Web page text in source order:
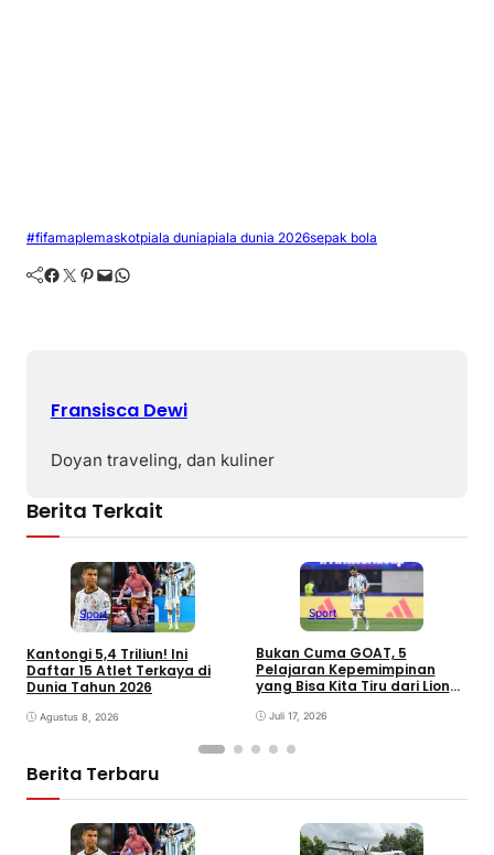
#fifamaplemaskotpiala duniapiala dunia 2026sepak bola
Facebook Twitter Pinterest Mail WhatsApp
Fransisca Dewi
Doyan traveling, dan kuliner
Berita Terkait
Sport
Kantongi 5,4 Triliun! Ini
Daftar 15 Atlet Terkaya di
Dunia Tahun 2026
Agustus 8, 2026
Sport
Bukan Cuma GOAT, 5
Pelajaran Kepemimpinan
yang Bisa Kita Tiru dari Lionel
Juli 17, 2026
Berita Terbaru